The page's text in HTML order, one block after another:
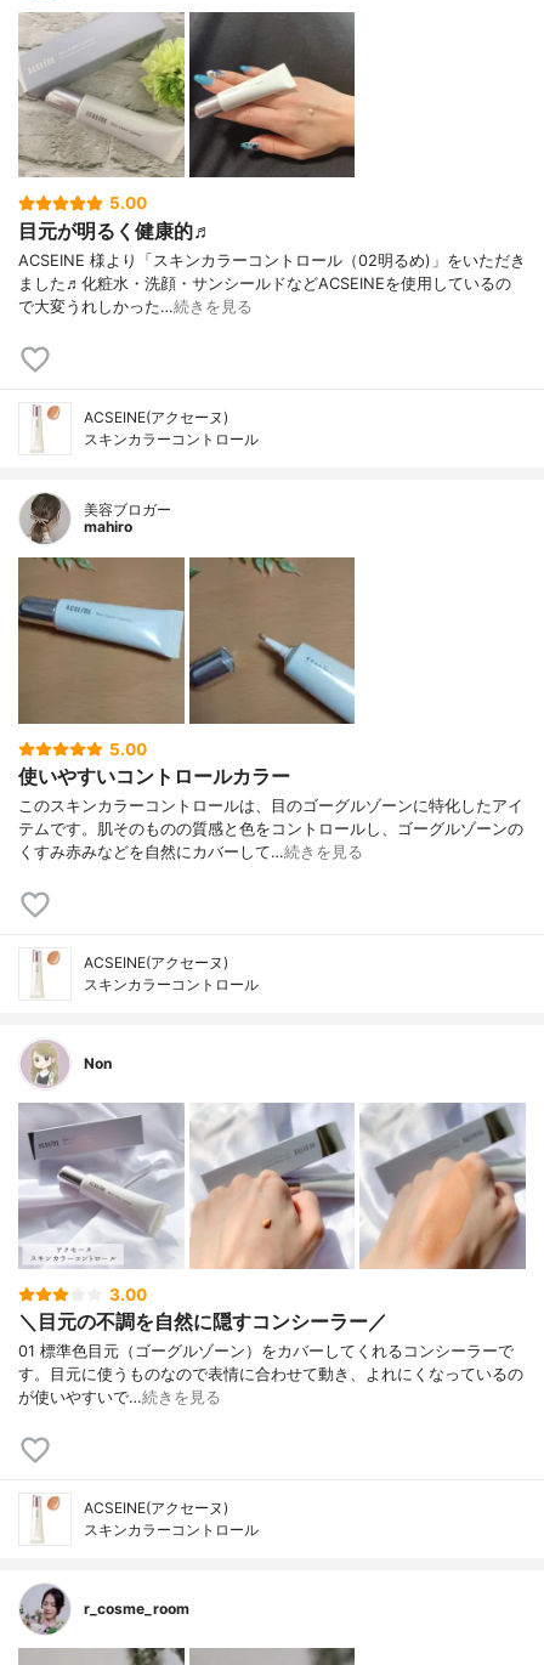
5.00
目元が明るく健康的♬
ACSEINE 様より「スキンカラーコントロール（02明るめ)」をいただき
ました♬化粧水・洗顔・サンシールドなどACSEINEを使用しているの
で大変うれしかった…続きを見る
ACSEINE(アクセーヌ)
スキンカラーコントロール
美容ブロガー
mahiro
5.00
使いやすいコントロールカラー
このスキンカラーコントロールは、目のゴーグルゾーンに特化したアイ
テムです。肌そのものの質感と色をコントロールし、ゴーグルゾーンの
くすみ赤みなどを自然にカバーして…続きを見る
ACSEINE(アクセーヌ)
スキンカラーコントロール
Non
3.00
＼目元の不調を自然に隠すコンシーラー／
01 標準色目元（ゴーグルゾーン）をカバーしてくれるコンシーラーで
す。目元に使うものなので表情に合わせて動き、よれにくなっているの
が使いやすいで…続きを見る
ACSEINE(アクセーヌ)
スキンカラーコントロール
r_cosme_room